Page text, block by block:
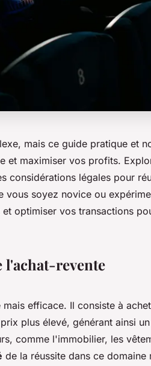
mais ce guide pratique et
et maximiser vos profits.
considérations légales pour
vous soyez novice ou
optimiser vos transactions
l'achat-revente
efficace. Il consiste à
plus élevé, générant ainsi
comme l'immobilier, les
de la réussite dans ce domaine